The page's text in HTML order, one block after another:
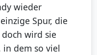
wieder
Spur, die
wird sie
in dem so viel